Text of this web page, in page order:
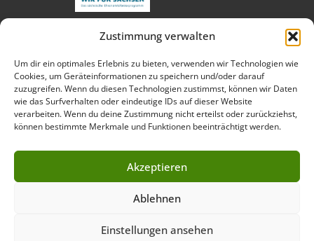
Zustimmung verwalten
Um dir ein optimales Erlebnis zu bieten, verwenden wir Technologien wie
Cookies, um Geräteinformationen zu speichern und/oder darauf
zuzugreifen. Wenn du diesen Technologien zustimmst, können wir Daten
wie das Surfverhalten oder eindeutige IDs auf dieser Website
verarbeiten. Wenn du deine Zustimmung nicht erteilst oder zurückziehst,
können bestimmte Merkmale und Funktionen beeinträchtigt werden.
Akzeptieren
Ablehnen
Einstellungen ansehen
techn. Umsetzung:
Fotos: